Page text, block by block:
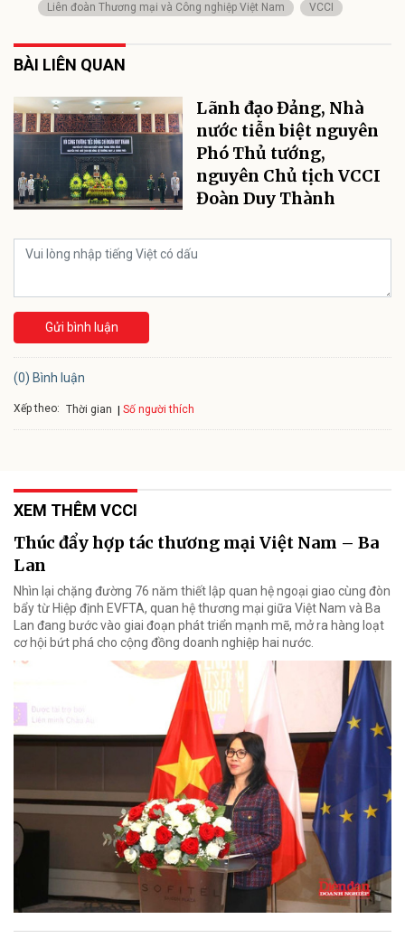
Liên đoàn Thương mại và Công nghiệp Việt Nam
VCCI
BÀI LIÊN QUAN
Lãnh đạo Đảng, Nhà
nước tiễn biệt nguyên
Phó Thủ tướng,
nguyên Chủ tịch VCCI
Đoàn Duy Thành
Gửi bình luận
(0) Bình luận
Xếp theo: Thời gian Số người thích
XEM THÊM VCCI
Thúc đẩy hợp tác thương mại Việt Nam – Ba
Lan
Nhìn lại chặng đường 76 năm thiết lập quan hệ ngoại giao cùng đòn
bẩy từ Hiệp định EVFTA, quan hệ thương mại giữa Việt Nam và Ba
Lan đang bước vào giai đoạn phát triển mạnh mẽ, mở ra hàng loạt
cơ hội bứt phá cho cộng đồng doanh nghiệp hai nước.